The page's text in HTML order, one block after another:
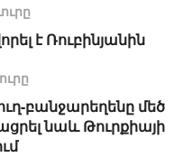
է Ռուբինյանին
բանջարեղենը մեծ
նաև Թուրքիայի